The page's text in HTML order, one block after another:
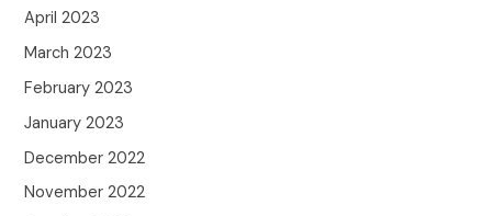
April 2023
March 2023
February 2023
January 2023
December 2022
November 2022